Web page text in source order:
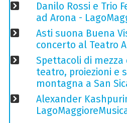
Danilo Rossi e Trio
ad Arona -
Asti suona Buena
concerto al Teatro
Spettacoli di
teatro, proiezioni e
montagna a San
Alexander